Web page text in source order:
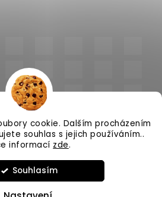
cookie. Dalším procházením
souhlas s jejich používáním..
informací zde.
Souhlasím
PlnímeMisky.cz
Upravit nastavení cookies